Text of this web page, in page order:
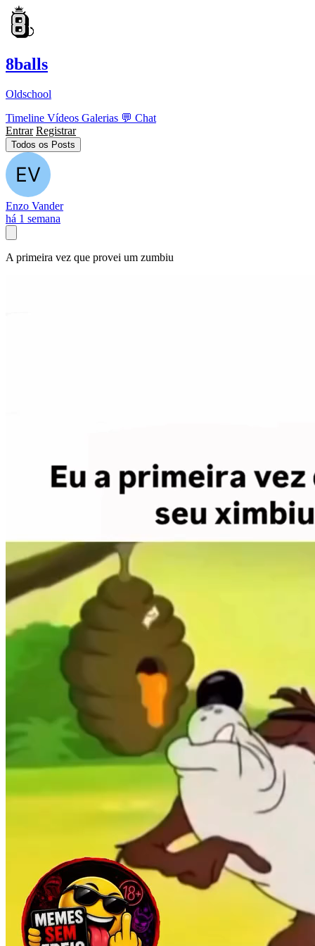
8balls
Oldschool
Timeline Vídeos Galerias 💬 Chat
Entrar Registrar
Todos os Posts
Enzo Vander
há 1 semana
A primeira vez que provei um zumbiu